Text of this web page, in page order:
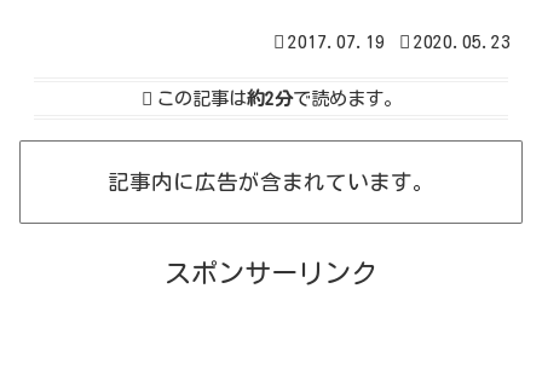
2017.07.19 2020.05.23
この記事は約2分で読めます。
記事内に広告が含まれています。
スポンサーリンク